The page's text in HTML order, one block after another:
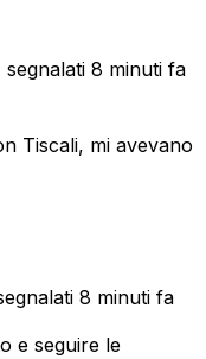
segnalati 8 minuti fa
Tiscali, mi avevano
8 minuti fa
e seguire le